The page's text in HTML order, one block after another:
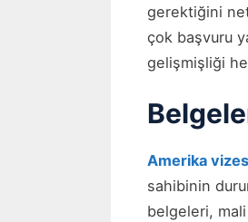
gerektiğini
çok başvuru
gelişmişliği
Amerika
sahibinin
belgeleri,